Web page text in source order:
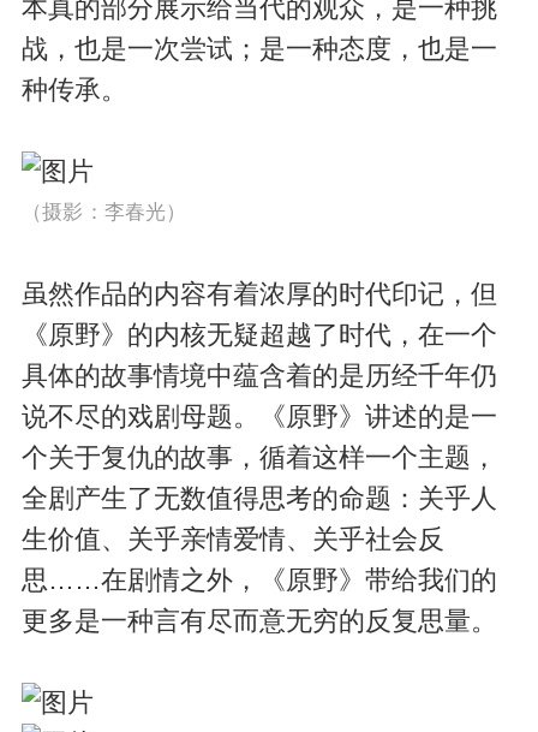
本真的部分展示给当代的观众，是一种挑
战，也是一次尝试；是一种态度，也是一
种传承。
（摄影：李春光）
虽然作品的内容有着浓厚的时代印记，但
《原野》的内核无疑超越了时代，在一个
具体的故事情境中蕴含着的是历经千年仍
说不尽的戏剧母题。《原野》讲述的是一
个关于复仇的故事，循着这样一个主题，
全剧产生了无数值得思考的命题：关乎人
生价值、关乎亲情爱情、关乎社会反
思……在剧情之外，《原野》带给我们的
更多是一种言有尽而意无穷的反复思量。